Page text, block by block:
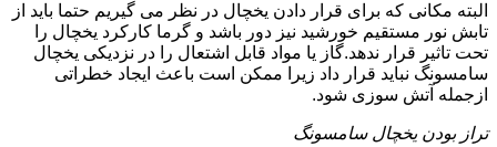
البته مکانی که برای قرار دادن یخچال در نظر می گیریم حتما باید از
تابش نور مستقیم خورشید نیز دور باشد و گرما کارکرد یخچال را
تحت تاثیر قرار ندهد.گاز یا مواد قابل اشتعال را در نزدیکی یخچال
سامسونگ نباید قرار داد زیرا ممکن است باعث ایجاد خطراتی
ازجمله آتش سوزی شود.
تراز بودن یخچال سامسونگ